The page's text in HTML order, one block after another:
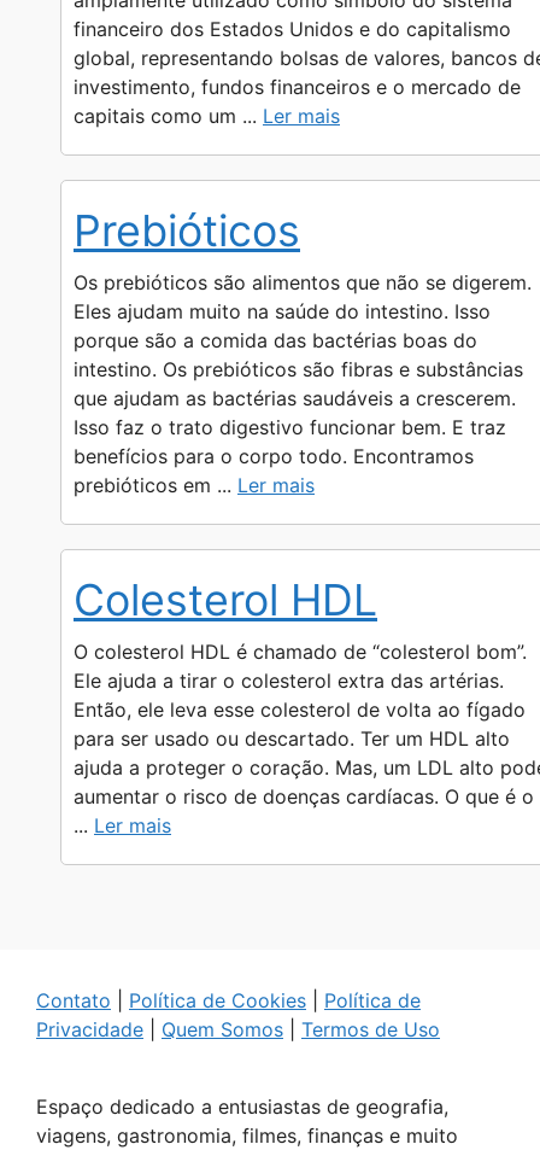
r
financeiro dos Estados Unidos e do capitalismo
global, representando bolsas de valores, bancos
investimento, fundos financeiros e o mercado de
capitais como um ... Ler mais
Prebióticos
Os prebióticos são alimentos que não se digerem.
Eles ajudam muito na saúde do intestino. Isso
porque são a comida das bactérias boas do
intestino. Os prebióticos são fibras e substâncias
que ajudam as bactérias saudáveis a crescerem.
Isso faz o trato digestivo funcionar bem. E traz
benefícios para o corpo todo. Encontramos
prebióticos em ... Ler mais
Colesterol HDL
O colesterol HDL é chamado de “colesterol bom”.
Ele ajuda a tirar o colesterol extra das artérias.
Então, ele leva esse colesterol de volta ao fígado
para ser usado ou descartado. Ter um HDL alto
ajuda a proteger o coração. Mas, um LDL alto
aumentar o risco de doenças cardíacas. O que é o
... Ler mais
Contato Política de Cookies
Política de
Privacidade
Quem Somos Termos de Uso
Espaço dedicado a entusiastas de geografia,
viagens, gastronomia, filmes, finanças e muito